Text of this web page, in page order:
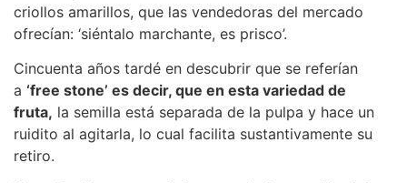
criollos amarillos, que las vendedoras del mercado
ofrecían: ‘siéntalo marchante, es prisco’.
Cincuenta años tardé en descubrir que se referían
a ‘free stone’ es decir, que en esta variedad de
fruta, la semilla está separada de la pulpa y hace un
ruidito al agitarla, lo cual facilita sustantivamente su
retiro.